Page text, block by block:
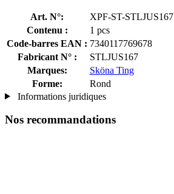
Art. N°:
XPF-ST-STLJUS167
Contenu :
1 pcs
Code-barres EAN : 7340117769678
Fabricant N° :
STLJUS167
Marques:
Sköna Ting
Forme:
Rond
Informations juridiques
Nos recommandations